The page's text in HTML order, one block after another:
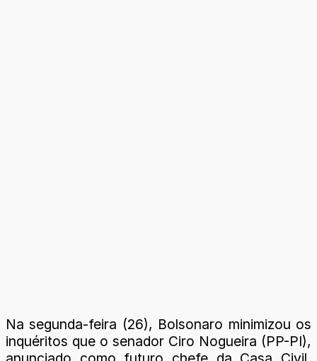
Na segunda-feira (26), Bolsonaro minimizou os
inquéritos que o senador Ciro Nogueira (PP-PI),